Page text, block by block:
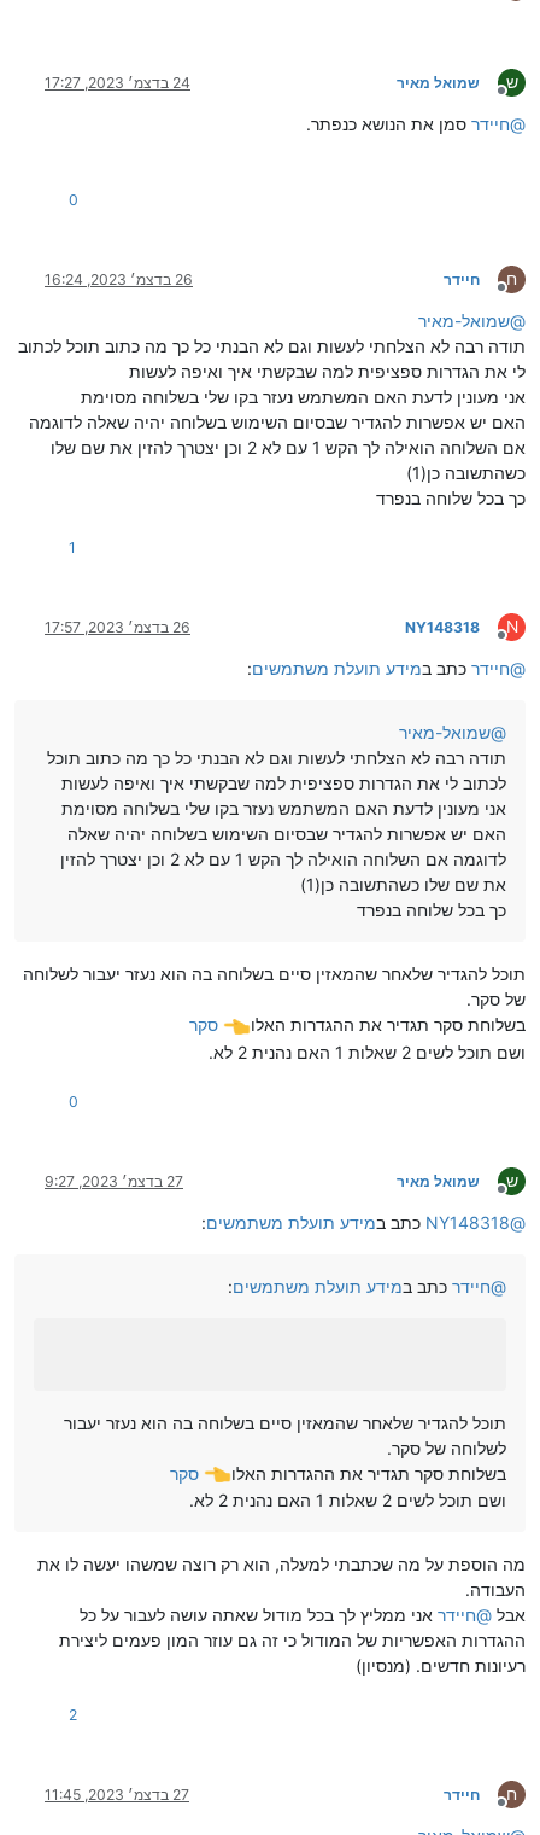
ש
מנותק
שמואל מאיר 24 בדצמ׳ 2023, 17:27
@חיידר סמן את הנושא כנפתר.
0
ח
מנותק
חיידר 26 בדצמ׳ 2023, 16:24
@שמואל-מאיר
תודה רבה לא הצלחתי לעשות וגם לא הבנתי כל כך מה כתוב תוכל לכתוב
לי את הגדרות ספציפית למה שבקשתי איך ואיפה לעשות
אני מעונין לדעת האם המשתמש נעזר בקו שלי בשלוחה מסוימת
האם יש אפשרות להגדיר שבסיום השימוש בשלוחה יהיה שאלה לדוגמה
אם השלוחה הואילה לך הקש 1 עם לא 2 וכן יצטרך להזין את שם שלו
כשהתשובה כן(1)
כך בכל שלוחה בנפרד
1
N
מנותק
NY148318 26 בדצמ׳ 2023, 17:57
@חיידר כתב במידע תועלת משתמשים:
@שמואל-מאיר
תודה רבה לא הצלחתי לעשות וגם לא הבנתי כל כך מה כתוב תוכל
לכתוב לי את הגדרות ספציפית למה שבקשתי איך ואיפה לעשות
אני מעונין לדעת האם המשתמש נעזר בקו שלי בשלוחה מסוימת
האם יש אפשרות להגדיר שבסיום השימוש בשלוחה יהיה שאלה
לדוגמה אם השלוחה הואילה לך הקש 1 עם לא 2 וכן יצטרך להזין
את שם שלו כשהתשובה כן(1)
כך בכל שלוחה בנפרד
תוכל להגדיר שלאחר שהמאזין סיים בשלוחה בה הוא נעזר יעבור לשלוחה
של סקר.
בשלוחת סקר תגדיר את ההגדרות האלו
סקר
ושם תוכל לשים 2 שאלות 1 האם נהנית 2 לא.
0
ש
מנותק
שמואל מאיר 27 בדצמ׳ 2023, 9:27
@
NY148318 כתב במידע תועלת משתמשים:
@חיידר כתב במידע תועלת משתמשים:
תוכל להגדיר שלאחר שהמאזין סיים בשלוחה בה הוא נעזר יעבור
לשלוחה של סקר.
בשלוחת סקר תגדיר את ההגדרות האלו
סקר
ושם תוכל לשים 2 שאלות 1 האם נהנית 2 לא.
מה הוספת על מה שכתבתי למעלה, הוא רק רוצה שמשהו יעשה לו את
העבודה.
אבל @חיידר אני ממליץ לך בכל מודול שאתה עושה לעבור על כל
ההגדרות האפשריות של המודול כי זה גם עוזר המון פעמים ליצירת
רעיונות חדשים. (מנסיון)
2
ח
מנותק
חיידר 27 בדצמ׳ 2023, 11:45